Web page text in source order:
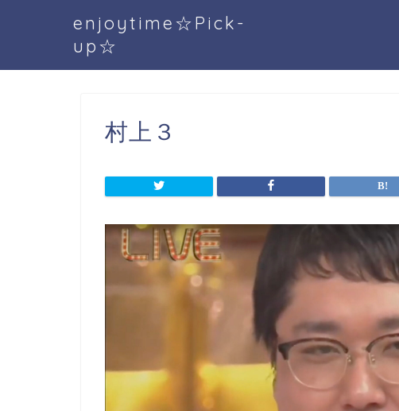
enjoytime☆Pick-
up☆
村上３